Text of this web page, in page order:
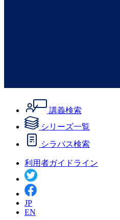
講義検索
シリーズ一覧
シラバス検索
利用者ガイドライン
JP
EN